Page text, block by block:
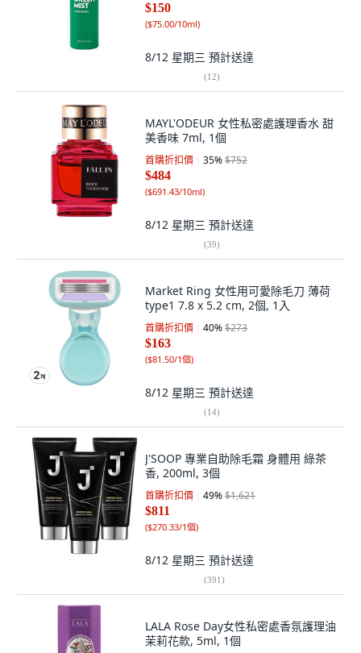
$150
($75.00/10ml)
8/12 星期三 預計送達
(12)
MAYL'ODEUR 女性私密處護理香水 甜
美香味 7ml, 1個
首購折扣價 35%$752
$484
($691.43/10ml)
8/12 星期三 預計送達
(39)
Market Ring 女性用可愛除毛刀 薄荷
type1 7.8 x 5.2 cm, 2個, 1入
首購折扣價 40%$273
$163
($81.50/1個)
8/12 星期三 預計送達
(14)
J'SOOP 專業自助除毛霜 身體用 綠茶
香, 200ml, 3個
首購折扣價 49%$1,621
$811
($270.33/1個)
8/12 星期三 預計送達
(391)
LALA Rose Day女性私密處香氛護理油
茉莉花款, 5ml, 1個